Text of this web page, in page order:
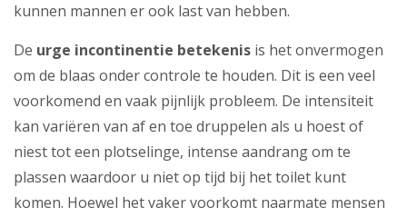
kunnen mannen er ook last van hebben.
De urge incontinentie betekenis is het onvermogen
om de blaas onder controle te houden. Dit is een veel
voorkomend en vaak pijnlijk probleem. De intensiteit
kan variëren van af en toe druppelen als u hoest of
niest tot een plotselinge, intense aandrang om te
plassen waardoor u niet op tijd bij het toilet kunt
komen. Hoewel het vaker voorkomt naarmate mensen